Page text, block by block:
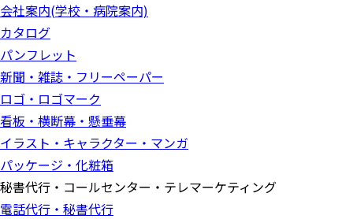
会社案内(学校・病院案内)
カタログ
パンフレット
新聞・雑誌・フリーペーパー
ロゴ・ロゴマーク
看板・横断幕・懸垂幕
イラスト・キャラクター・マンガ
パッケージ・化粧箱
秘書代行・コールセンター・テレマーケティング
電話代行・秘書代行